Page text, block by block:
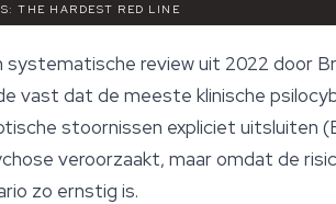
THE HARDEST RED LINE
review uit 2022 door
vast dat de meeste klinische
stoornissen expliciet uitsluiten
veroorzaakt, maar omdat de
zo ernstig is.